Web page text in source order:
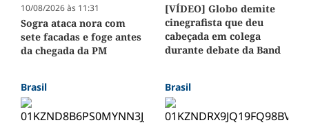
10/08/2026 às 11:31
Sogra ataca nora com
sete facadas e foge antes
da chegada da PM
[VÍDEO] Globo demite
cinegrafista que deu
cabeçada em colega
durante debate da Band
Brasil Brasil